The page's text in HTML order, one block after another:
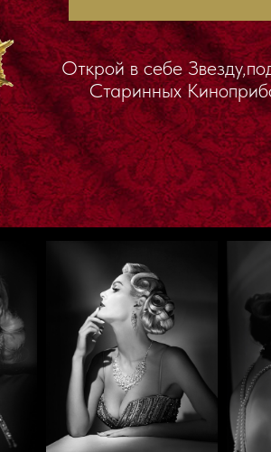
Открой в себе Звезду,под
Старинных Киноприборов
О МАСТЕРЕ